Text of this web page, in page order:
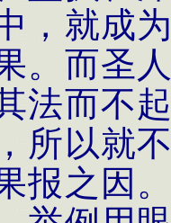
，就成
。而圣
法而不
所以就
报之因